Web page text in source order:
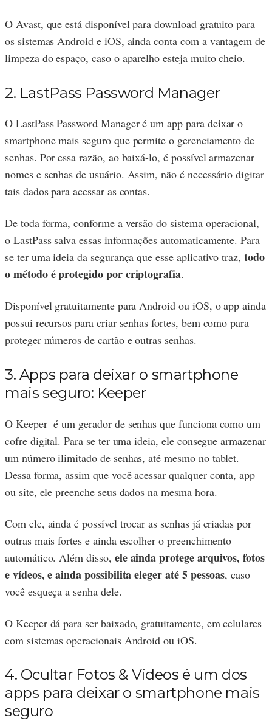
O Avast, que está disponível para download gratuito para
os sistemas Android e iOS, ainda conta com a vantagem de
limpeza do espaço, caso o aparelho esteja muito cheio.
2. LastPass Password Manager
O LastPass Password Manager é um app para deixar o
smartphone mais seguro que permite o gerenciamento de
senhas. Por essa razão, ao baixá-lo, é possível armazenar
nomes e senhas de usuário. Assim, não é necessário digitar
tais dados para acessar as contas.
De toda forma, conforme a versão do sistema operacional,
o LastPass salva essas informações automaticamente. Para
se ter uma ideia da segurança que esse aplicativo traz, todo
o método é protegido por criptografia.
Disponível gratuitamente para Android ou iOS, o app ainda
possui recursos para criar senhas fortes, bem como para
proteger números de cartão e outras senhas.
3. Apps para deixar o smartphone
mais seguro: Keeper
O Keeper é um gerador de senhas que funciona como um
cofre digital. Para se ter uma ideia, ele consegue armazenar
um número ilimitado de senhas, até mesmo no tablet.
Dessa forma, assim que você acessar qualquer conta, app
ou site, ele preenche seus dados na mesma hora.
Com ele, ainda é possível trocar as senhas já criadas por
outras mais fortes e ainda escolher o preenchimento
automático. Além disso, ele ainda protege arquivos, fotos
e vídeos, e ainda possibilita eleger até 5 pessoas, caso
você esqueça a senha dele.
O Keeper dá para ser baixado, gratuitamente, em celulares
com sistemas operacionais Android ou iOS.
4. Ocultar Fotos & Vídeos é um dos
apps para deixar o smartphone mais
seguro